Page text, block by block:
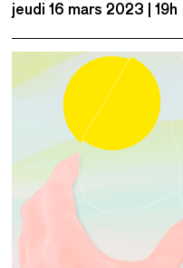
jeudi 16 mars 2023 19h